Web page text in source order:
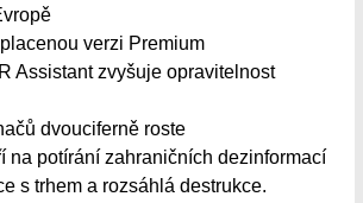
verzi Premium
Assistant zvyšuje opravitelnost
dvouciferně roste
na potírání zahraničních dezinformací
s trhem a rozsáhlá destrukce.